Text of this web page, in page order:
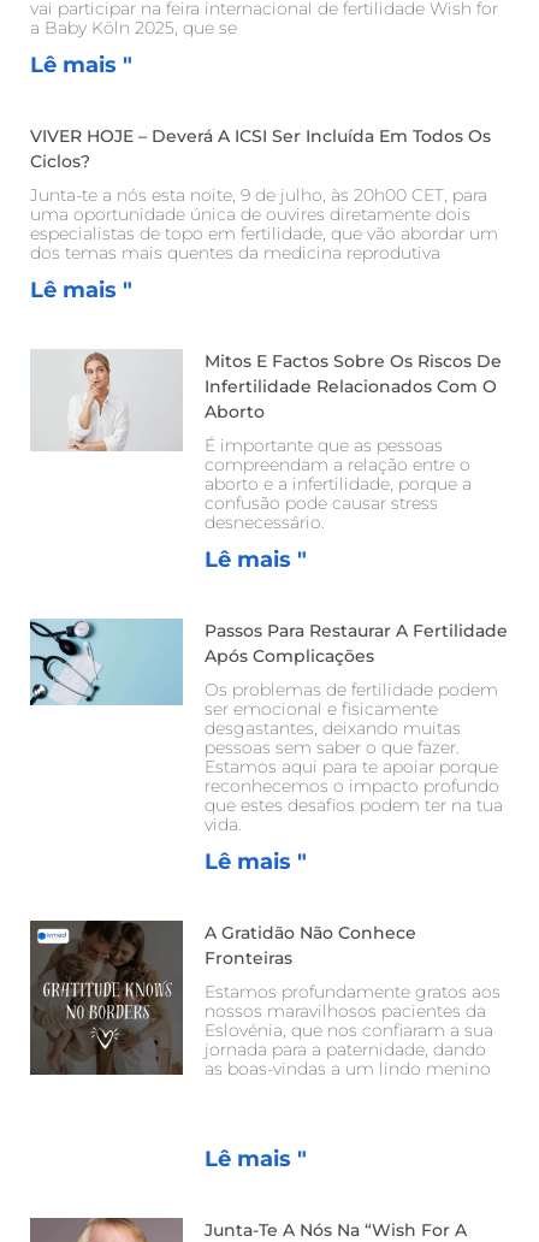
vai participar na feira internacional de fertilidade Wish for
a Baby Köln 2025, que se
Lê mais "
VIVER HOJE – Deverá A ICSI Ser Incluída Em Todos Os
Ciclos?
Junta-te a nós esta noite, 9 de julho, às 20h00 CET, para
uma oportunidade única de ouvires diretamente dois
especialistas de topo em fertilidade, que vão abordar um
dos temas mais quentes da medicina reprodutiva
Lê mais "
Mitos E Factos Sobre Os Riscos De
Infertilidade Relacionados Com O
Aborto
É importante que as pessoas
compreendam a relação entre o
aborto e a infertilidade, porque a
confusão pode causar stress
desnecessário.
Lê mais "
Passos Para Restaurar A Fertilidade
Após Complicações
Os problemas de fertilidade podem
ser emocional e fisicamente
desgastantes, deixando muitas
pessoas sem saber o que fazer.
Estamos aqui para te apoiar porque
reconhecemos o impacto profundo
que estes desafios podem ter na tua
vida.
Lê mais "
A Gratidão Não Conhece
Fronteiras
Estamos profundamente gratos aos
nossos maravilhosos pacientes da
Eslovénia, que nos confiaram a sua
jornada para a paternidade, dando
as boas-vindas a um lindo menino
Lê mais "
Junta-Te A Nós Na “Wish For A